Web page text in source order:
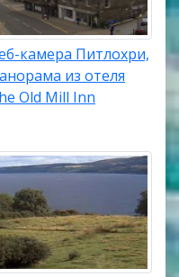
камера Питлохри,
из отеля
Old Mill Inn